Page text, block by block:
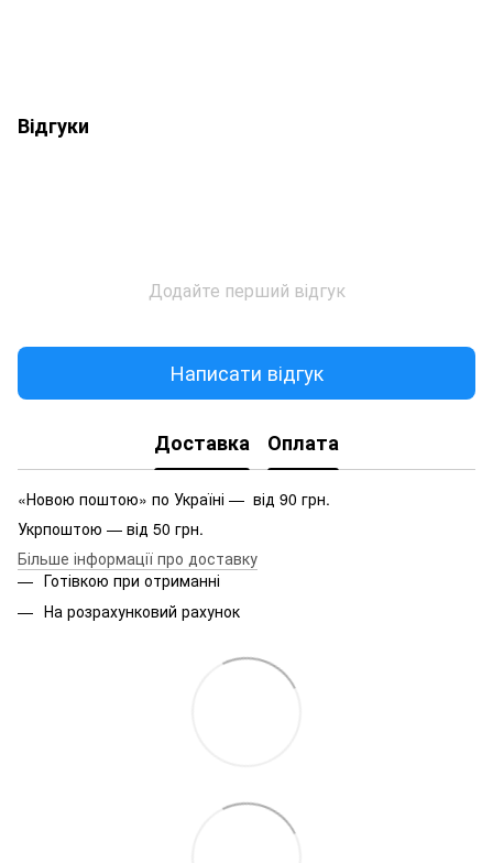
Відгуки
Додайте перший відгук
Написати відгук
Доставка Оплата
«Новою поштою» по Україні — від 90 грн.
Укрпоштою — від 50 грн.
Більше інформації про доставку
Готівкою при отриманні
На розрахунковий рахунок